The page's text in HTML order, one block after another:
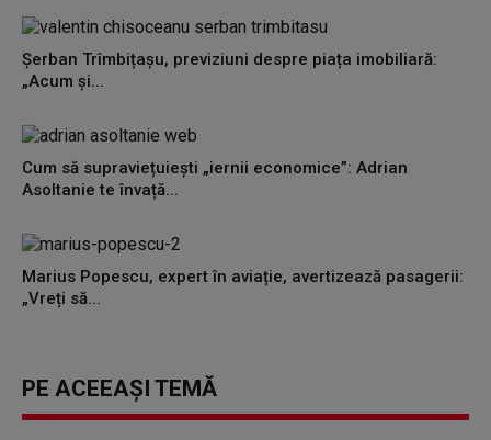
Șerban Trîmbițașu, previziuni despre piața imobiliară:
„Acum și...
Cum să supraviețuiești „iernii economice”: Adrian
Asoltanie te învață...
Marius Popescu, expert în aviație, avertizează pasagerii:
„Vreți să...
PE ACEEAȘI TEMĂ